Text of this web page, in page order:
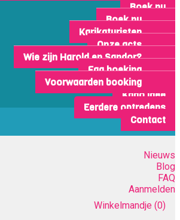
Boek nu
Boek nu
Karikaturisten
Onze acts
Wie zijn Harold en Sandor?
Faq boeking
Voorwaarden booking
Kado idee
Eerdere optredens
Contact
Nieuws
Blog
FAQ
Aanmelden
Winkelmandje (0)